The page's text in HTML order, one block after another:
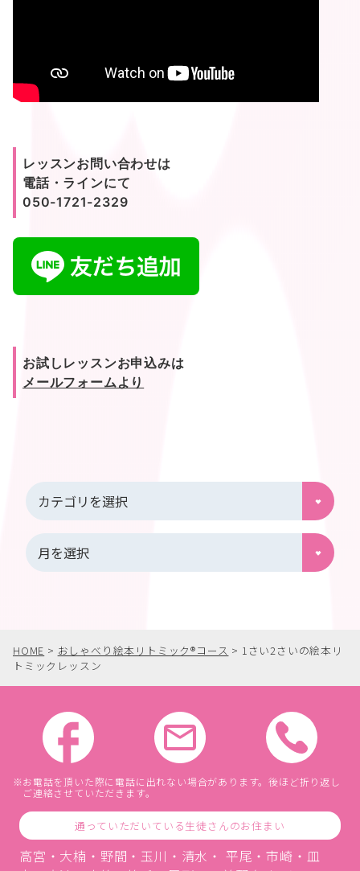
レッスンお問い合わせは
電話・ラインにて
050-1721-2329
お試しレッスンお申込みは
メールフォームより
HOME > おしゃべり絵本リトミック®︎コース > 1さい2さいの絵本リ
トミックレッスン
お電話を頂いた際に電話に出れない場合があります。後ほど折り返し
ご連絡させていただきます。
通っていただいている生徒さんのお住まい
高宮・大楠・野間・玉川・清水・ 平尾・市崎・皿